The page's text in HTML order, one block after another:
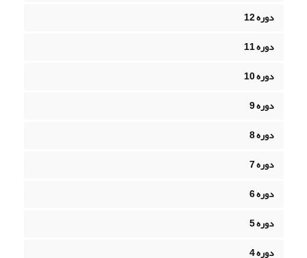
دوره 12
دوره 11
دوره 10
دوره 9
دوره 8
دوره 7
دوره 6
دوره 5
دوره 4